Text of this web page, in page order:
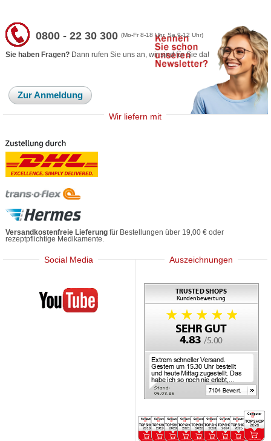
0800 - 22 30 300(Mo-Fr 8-18 Uhr, Sa 9-12 Uhr)
Sie haben Fragen? Dann rufen Sie uns an, wir sind für Sie da!
Zur Anmeldung
Wir liefern mit
Versandkostenfreie Lieferung für Bestellungen über 19,00 € oder
rezeptpflichtige Medikamente.
Social Media
Mediherz
Auszeichnungen